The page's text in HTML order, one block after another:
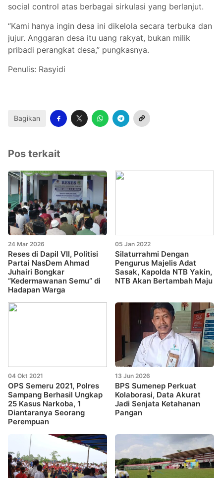
social control atas berbagai sirkulasi yang berlanjut.
“Kami hanya ingin desa ini dikelola secara terbuka dan
jujur. Anggaran desa itu uang rakyat, bukan milik
pribadi perangkat desa,” pungkasnya.
Penulis: Rasyidi
Bagikan
Pos terkait
24 Mar 2026
Reses di Dapil VII, Politisi
Partai NasDem Ahmad
Juhairi Bongkar
“Kedermawanan Semu” di
Hadapan Warga
05 Jan 2022
Silaturrahmi Dengan
Pengurus Majelis Adat
Sasak, Kapolda NTB Yakin,
NTB Akan Bertambah Maju
04 Okt 2021
OPS Semeru 2021, Polres
Sampang Berhasil Ungkap
25 Kasus Narkoba, 1
Diantaranya Seorang
Perempuan
13 Jun 2026
BPS Sumenep Perkuat
Kolaborasi, Data Akurat
Jadi Senjata Ketahanan
Pangan